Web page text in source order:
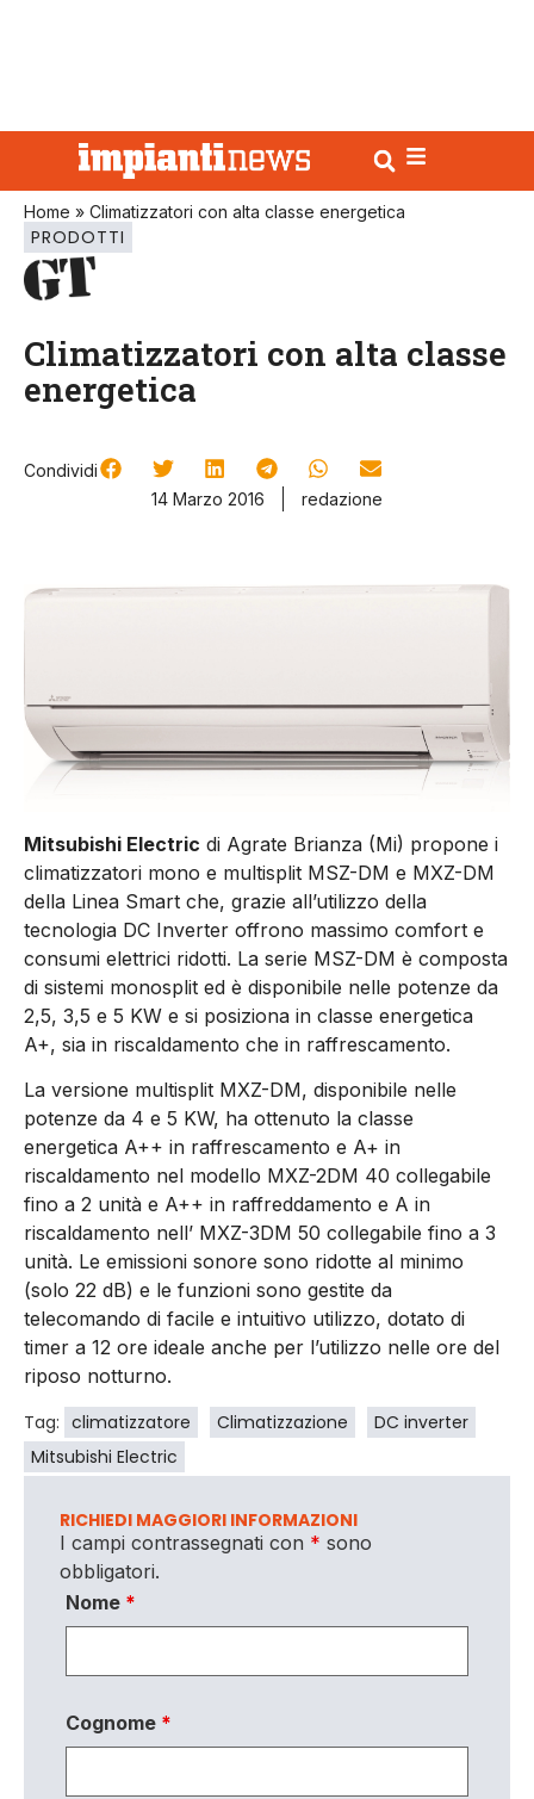
Home » Climatizzatori con alta classe energetica
PRODOTTI
Climatizzatori con alta classe
energetica
Condividi
14 Marzo 2016
redazione
Mitsubishi Electric di Agrate Brianza (Mi) propone i
climatizzatori mono e multisplit MSZ-DM e MXZ-DM
della Linea Smart che, grazie all’utilizzo della
tecnologia DC Inverter offrono massimo comfort e
consumi elettrici ridotti. La serie MSZ-DM è composta
di sistemi monosplit ed è disponibile nelle potenze da
2,5, 3,5 e 5 KW e si posiziona in classe energetica
A+, sia in riscaldamento che in raffrescamento.
La versione multisplit MXZ-DM, disponibile nelle
potenze da 4 e 5 KW, ha ottenuto la classe
energetica A++ in raffrescamento e A+ in
riscaldamento nel modello MXZ-2DM 40 collegabile
fino a 2 unità e A++ in raffreddamento e A in
riscaldamento nell’ MXZ-3DM 50 collegabile fino a 3
unità. Le emissioni sonore sono ridotte al minimo
(solo 22 dB) e le funzioni sono gestite da
telecomando di facile e intuitivo utilizzo, dotato di
timer a 12 ore ideale anche per l’utilizzo nelle ore del
riposo notturno.
Tag: climatizzatore Climatizzazione
DC inverter
Mitsubishi Electric
RICHIEDI MAGGIORI INFORMAZIONI
I campi contrassegnati con * sono
obbligatori.
Nome *
Cognome *